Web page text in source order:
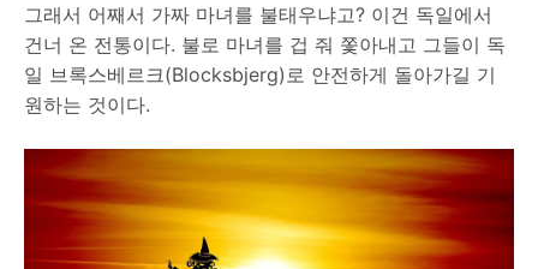
그래서 어째서 가짜 마녀를 불태우냐고? 이건 독일에서
건너 온 전통이다. 불로 마녀를 겁 줘 쫓아내고 그들이 독
일 브록스베르크(Blocksbjerg)로 안전하게 돌아가길 기
원하는 것이다.